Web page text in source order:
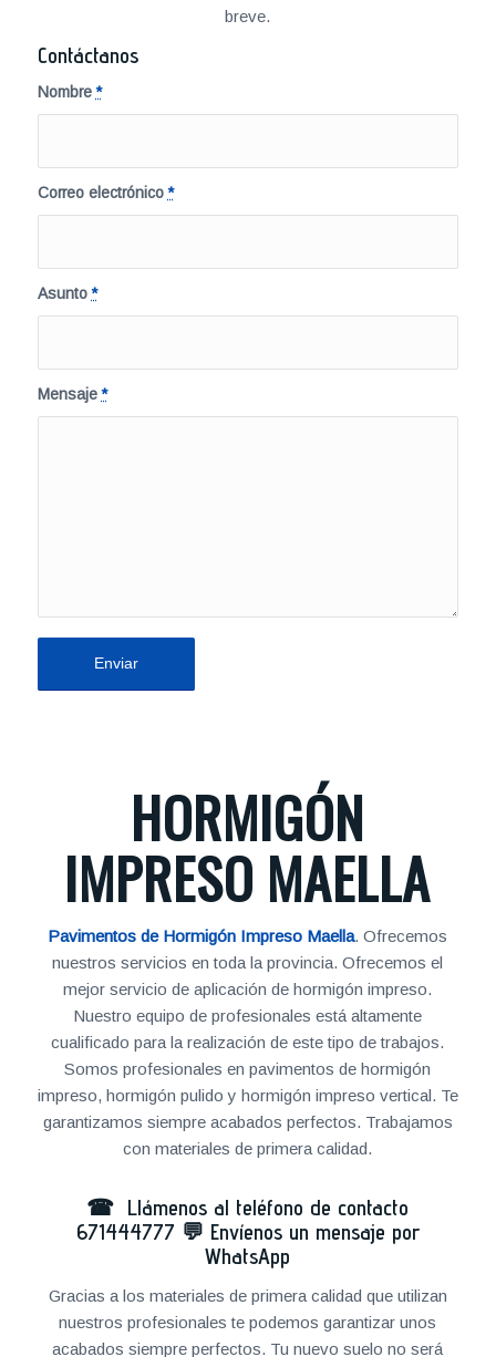
breve.
Contáctanos
Nombre*
Correo electrónico*
Asunto*
Mensaje*
HORMIGÓN
IMPRESO MAELLA
Pavimentos de Hormigón Impreso Maella. Ofrecemos
nuestros servicios en toda la provincia. Ofrecemos el
mejor servicio de aplicación de hormigón impreso.
Nuestro equipo de profesionales está altamente
cualificado para la realización de este tipo de trabajos.
Somos profesionales en pavimentos de hormigón
impreso, hormigón pulido y hormigón impreso vertical. Te
garantizamos siempre acabados perfectos. Trabajamos
con materiales de primera calidad.
☎ Llámenos al teléfono de contacto
671444777 💬 Envíenos un mensaje por
WhatsApp
Gracias a los materiales de primera calidad que utilizan
nuestros profesionales te podemos garantizar unos
acabados siempre perfectos. Tu nuevo suelo no será